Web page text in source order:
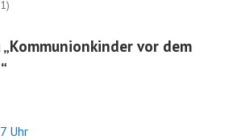
Kommunionkinder vor dem
“
Uhr